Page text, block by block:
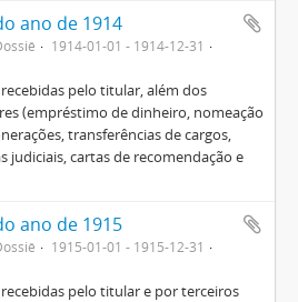
ano de 1914
1914-01-01 - 1914-12-31
pelo titular, além dos
(empréstimo de dinheiro, nomeação
transferências de cargos,
judiciais, cartas de recomendação e
ano de 1915
1915-01-01 - 1915-12-31
pelo titular e por terceiros